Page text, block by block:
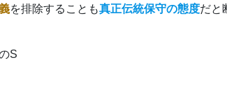
を排除することも真正伝統保守の態度だ
S